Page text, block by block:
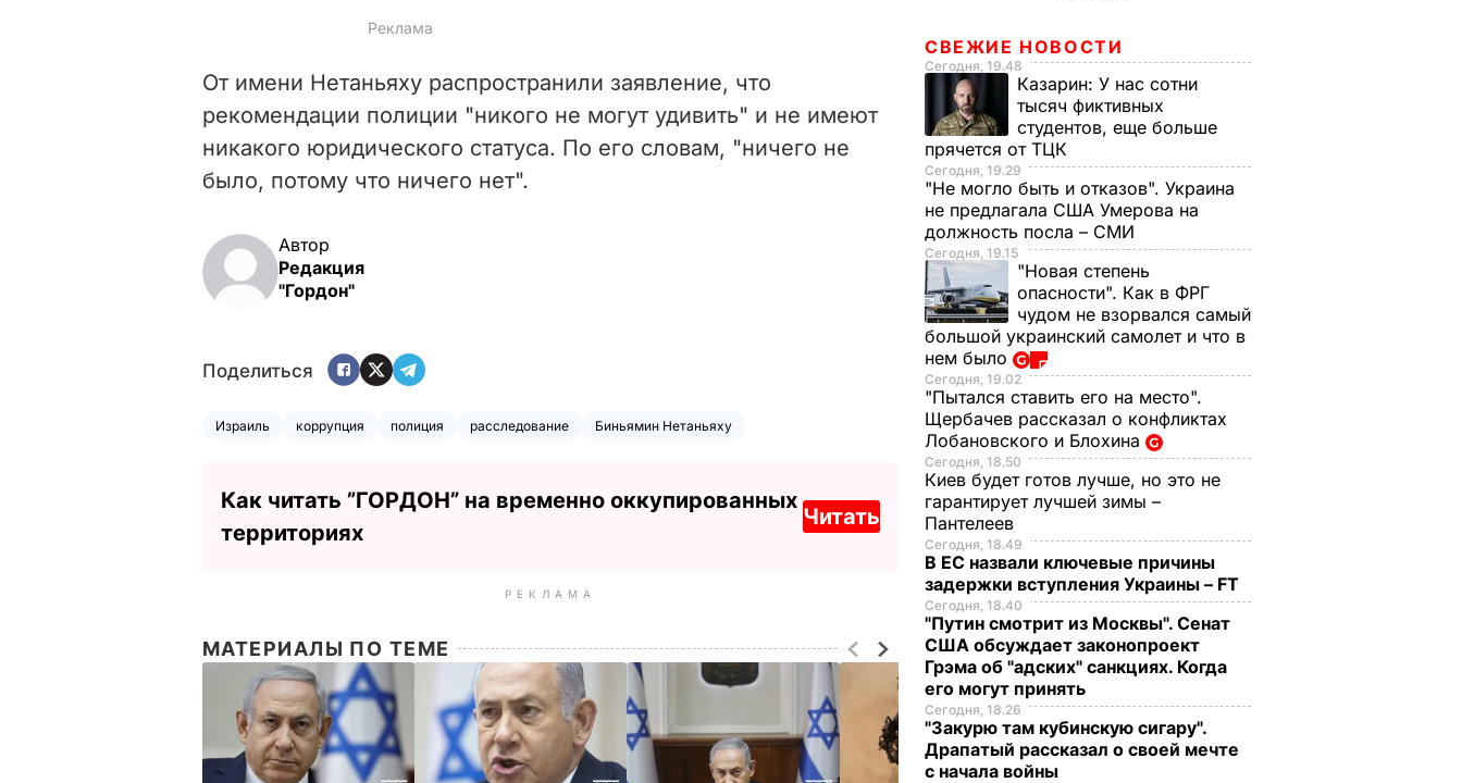
От имени Нетаньяху распространили заявление, что
рекомендации полиции "никого не могут удивить" и не имеют
никакого юридического статуса. По его словам, "ничего не
было, потому что ничего нет".
Автор
Редакция
"Гордон"
Поделиться
Израиль коррупция полиция расследование Биньямин Нетаньяху
Как читать ”ГОРДОН” на временно оккупированных
территориях
Читать
РЕКЛАМА
МАТЕРИАЛЫ ПО ТЕМЕ
СВЕЖИЕ НОВОСТИ
Сегодня, 19.48
Казарин: У нас сотни
тысяч фиктивных
студентов, еще больше
прячется от ТЦК
Сегодня, 19.29
"Не могло быть и отказов". Украина
не предлагала США Умерова на
должность посла – СМИ
Сегодня, 19.15
"Новая степень
опасности". Как в ФРГ
чудом не взорвался самый
большой украинский самолет и что в
нем было
Сегодня, 19.02
"Пытался ставить его на место".
Щербачев рассказал о конфликтах
Лобановского и Блохина
Сегодня, 18.50
Киев будет готов лучше, но это не
гарантирует лучшей зимы –
Пантелеев
Сегодня, 18.49
В ЕС назвали ключевые причины
задержки вступления Украины – FT
Сегодня, 18.40
"Путин смотрит из Москвы". Сенат
США обсуждает законопроект
Грэма об "адских" санкциях. Когда
его могут принять
Сегодня, 18.26
"Закурю там кубинскую сигару".
Драпатый рассказал о своей мечте
с начала войны